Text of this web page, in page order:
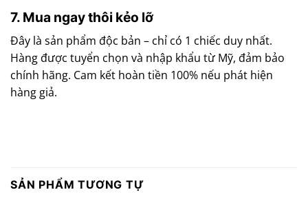
7. Mua ngay thôi kẻo lỡ
Đây là sản phẩm độc bản – chỉ có 1 chiếc duy nhất.
Hàng được tuyển chọn và nhập khẩu từ Mỹ, đảm bảo
chính hãng. Cam kết hoàn tiền 100% nếu phát hiện
hàng giả.
SẢN PHẨM TƯƠNG TỰ